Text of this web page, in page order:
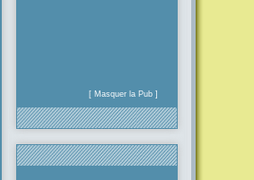
[ Masquer la Pub ]